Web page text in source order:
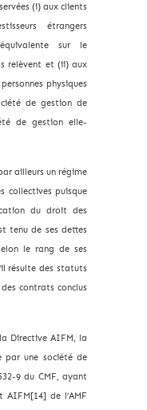
(i) aux clients
étrangers
sur le
relèvent et (ii) aux
physiques
de gestion de
de gestion elle-
ailleurs un régime
collectives puisque
du droit des
tenu de ses dettes
le rang de ses
résulte des statuts
contrats conclus
Directive AIFM, la
par une société de
9 du CMF, ayant
de l’AMF